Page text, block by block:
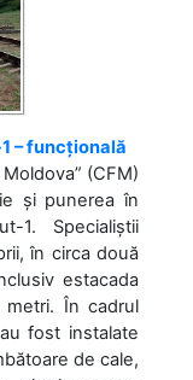
– funcțională
(CFM)
și punerea în
1. Specialiștii
în circa două
estacada
În cadrul
fost instalate
de cale,